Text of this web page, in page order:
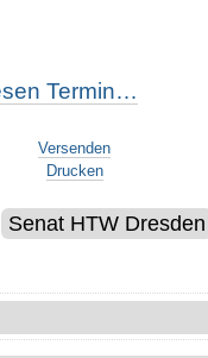
Termin…
Versenden
Drucken
Senat HTW Dresden